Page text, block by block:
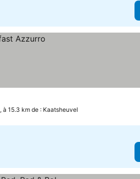
15.3 km de : Kaatsheuvel